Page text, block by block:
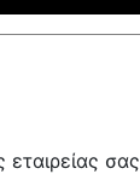
εταιρείας σας